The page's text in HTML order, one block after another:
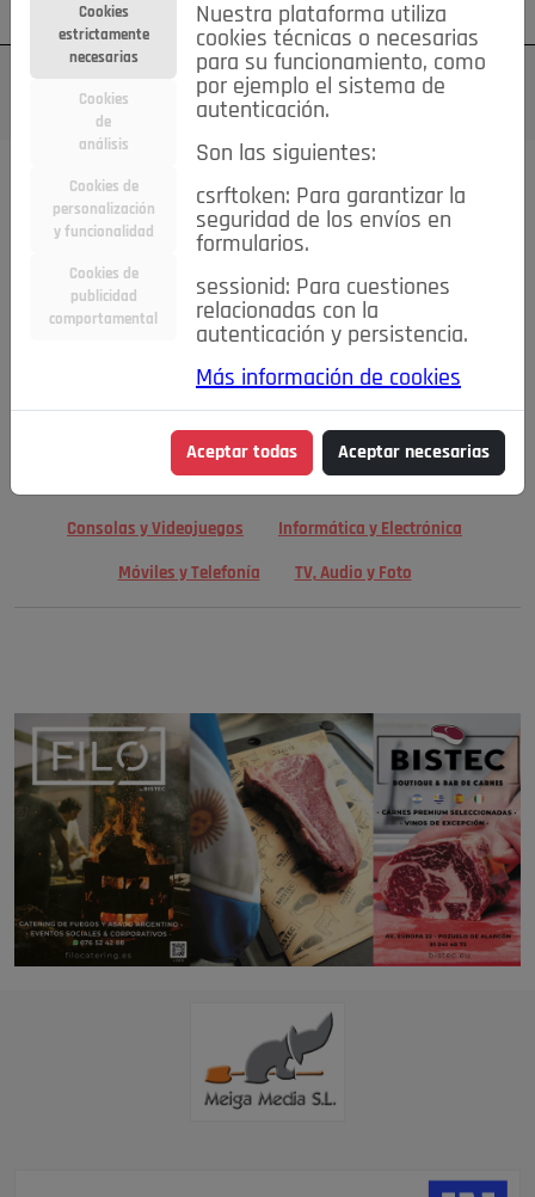
Su cuenta Regístrese ¿Olvidó su contraseña?
TODAS Deporte Bicicletas Deportes y Ocio
Electrodomésticos
Niños y Bebés Inmobiliaria Construcción y Reformas
Moda Accesorios Ropa Motor
Motor y Accesorios Motos Ocio
Cine, Libros y Música Coleccionismo
Consolas y Videojuegos Informática y Electrónica
Móviles y Telefonía TV, Audio y Foto
Cookies
estrictamente
necesarias
Cookies
de
análisis
Cookies de
personalización
y funcionalidad
Cookies de
publicidad
comportamental
Nuestra plataforma utiliza
cookies técnicas o necesarias
para su funcionamiento, como
por ejemplo el sistema de
autenticación.
Son las siguientes:
csrftoken: Para garantizar la
seguridad de los envíos en
formularios.
sessionid: Para cuestiones
relacionadas con la
autenticación y persistencia.
Más información de cookies
Aceptar todas Aceptar necesarias